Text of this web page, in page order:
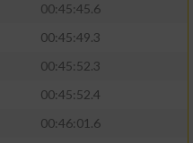
00:45:45.6
00:45:49.3
00:45:52.3
00:45:52.4
00:46:01.6